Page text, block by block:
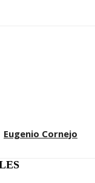
Eugenio Cornejo